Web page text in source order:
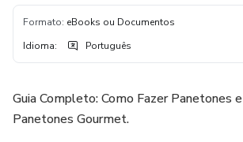
Formato: eBooks ou Documentos
Idioma: Português
Guia Completo: Como Fazer Panetones
Panetones Gourmet.